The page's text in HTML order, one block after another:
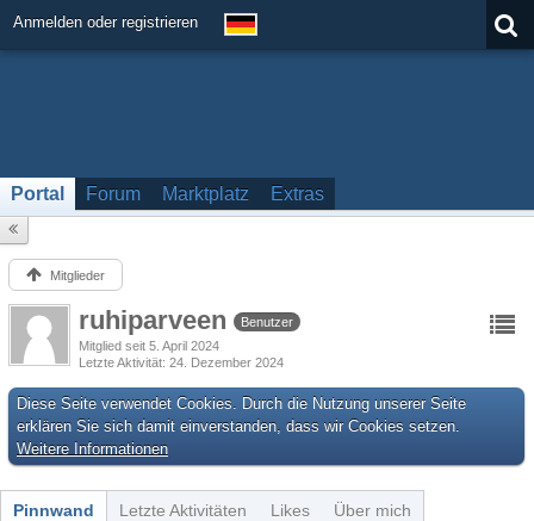
Anmelden oder registrieren
Portal Forum Marktplatz Extras
Mitglieder
ruhiparveen
Benutzer
Mitglied seit 5. April 2024
Letzte Aktivität 24. Dezember 2024
Diese Seite verwendet Cookies. Durch die Nutzung unserer Seite
erklären Sie sich damit einverstanden, dass wir Cookies setzen.
Weitere Informationen
Pinnwand Letzte Aktivitäten Likes Über mich